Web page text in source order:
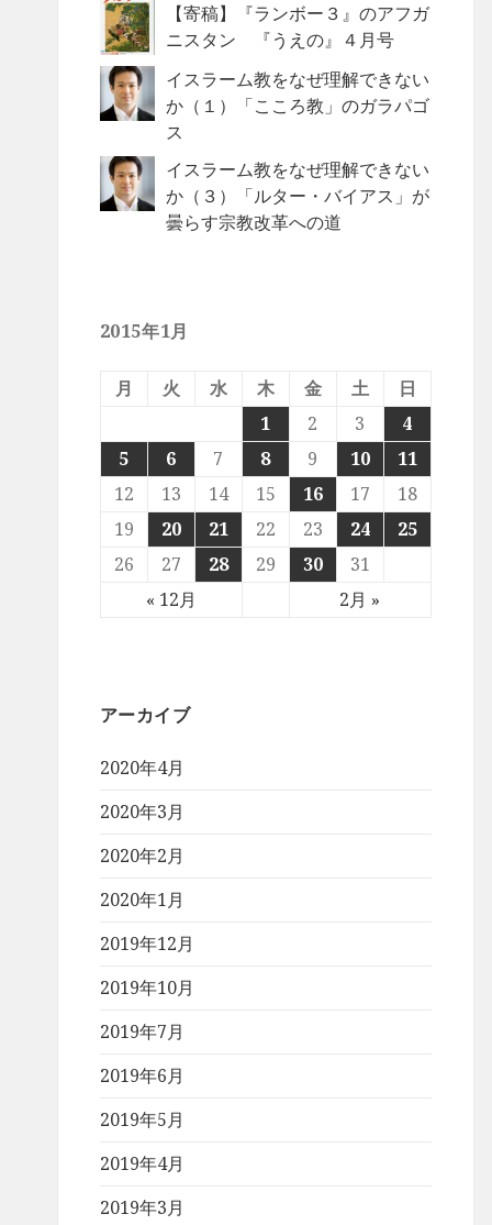
【寄稿】『ランボー３』のアフガ
ニスタン 『うえの』４月号
イスラーム教をなぜ理解できない
か（１）「こころ教」のガラパゴ
ス
イスラーム教をなぜ理解できない
か（３）「ルター・バイアス」が
曇らす宗教改革への道
2015年1月
月 火 水 木 金 土 日
« 12月 2月 »
1 2 3
4
5
6 7 8 9 10
11
12
13 14 15 16 17
18
19
20 21 22 23 24
25
26
27 28 29 30 31
アーカイブ
2020年4月
2020年3月
2020年2月
2020年1月
2019年12月
2019年10月
2019年7月
2019年6月
2019年5月
2019年4月
2019年3月